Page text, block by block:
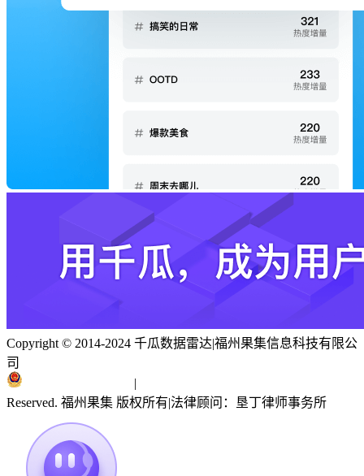
Copyright © 2014-2024 千瓜数据雷达|福州果集信息科技有限公
司
|
Reserved. 福州果集 版权所有|法律顾问：垦丁律师事务所